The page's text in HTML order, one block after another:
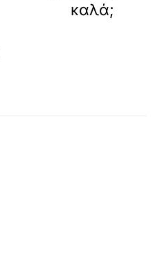
καλά;